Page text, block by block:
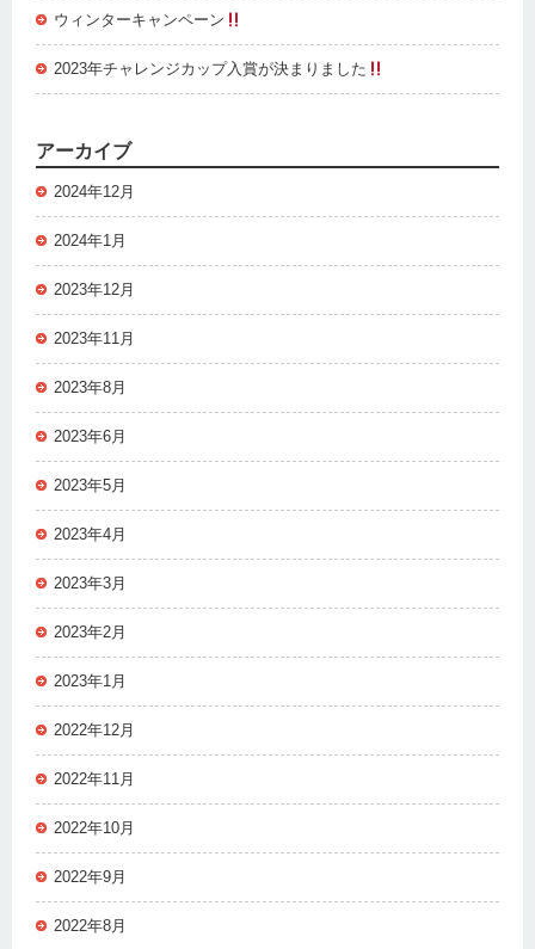
ウィンターキャンペーン
2023年チャレンジカップ入賞が決まりました
アーカイブ
2024年12月
2024年1月
2023年12月
2023年11月
2023年8月
2023年6月
2023年5月
2023年4月
2023年3月
2023年2月
2023年1月
2022年12月
2022年11月
2022年10月
2022年9月
2022年8月